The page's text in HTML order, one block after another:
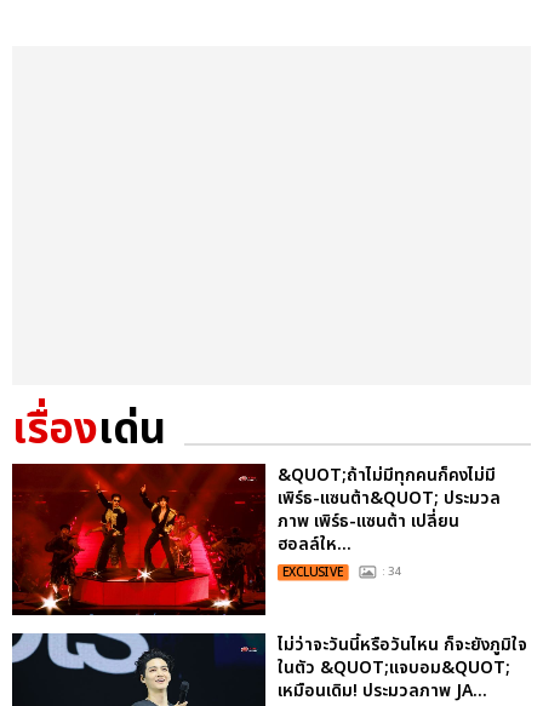
เรื่องเด่น
&QUOT;ถ้าไม่มีทุกคนก็คงไม่มี
เพิร์ธ-แซนต้า&QUOT; ประมวล
ภาพ เพิร์ธ-แซนต้า เปลี่ยน
ฮอลล์ให...
EXCLUSIVE : 34
ไม่ว่าจะวันนี้หรือวันไหน ก็จะยังภูมิใจ
ในตัว &QUOT;แจบอม&QUOT;
เหมือนเดิม! ประมวลภาพ JA...